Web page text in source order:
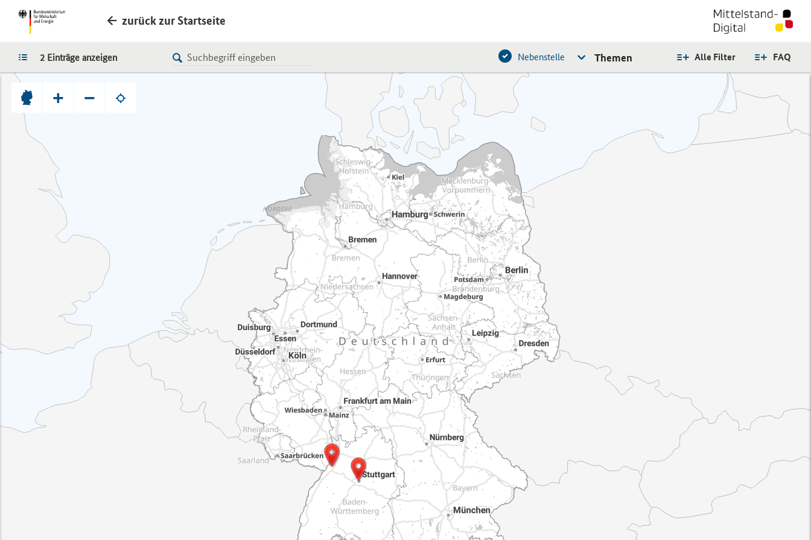
zurück zur Startseite
LISTE FAQ
Alle Filter
Nebenstelle Themen
2 Einträge anzeigen
+ −